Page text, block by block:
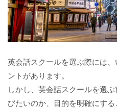
英会話スクールを選ぶ際には
ントがあります。
しかし、英会話スクールを選
びたいのか、目的を明確にする